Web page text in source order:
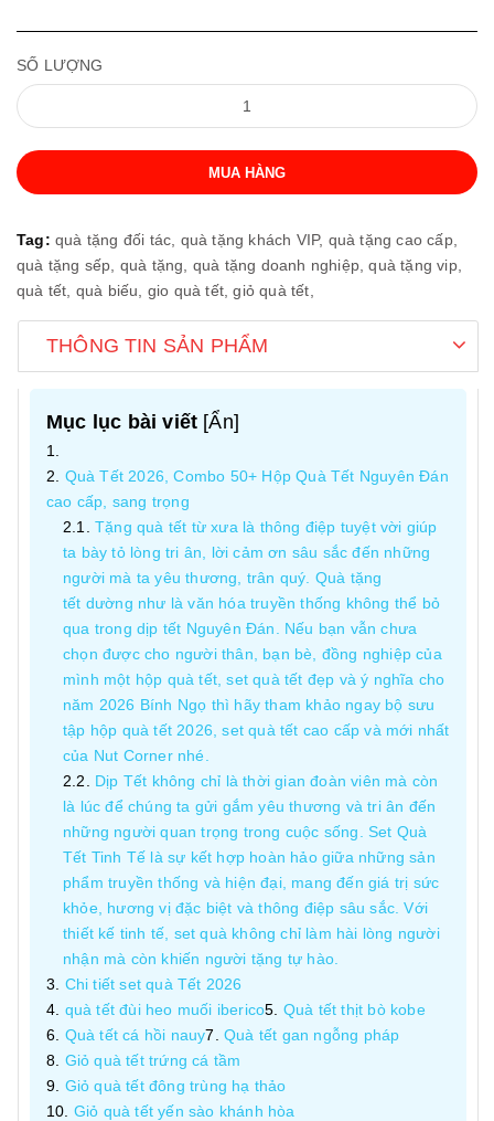
SỐ LƯỢNG
MUA HÀNG
Tag: quà tặng đối tác, quà tặng khách VIP, quà tặng cao cấp,
quà tặng sếp, quà tặng, quà tặng doanh nghiệp,quà tặng vip,
quà tết, quà biếu, gio quà tết,giỏ quà tết,
THÔNG TIN SẢN PHẨM
Mục lục bài viết [Ẩn]
Quà Tết 2026, Combo 50+ Hộp Quà Tết Nguyên Đán
cao cấp, sang trọng
Tặng quà tết từ xưa là thông điệp tuyệt vời giúp
ta bày tỏ lòng tri ân, lời cảm ơn sâu sắc đến những
người mà ta yêu thương, trân quý. Quà tặng
tết dường như là văn hóa truyền thống không thể bỏ
qua trong dịp tết Nguyên Đán. Nếu bạn vẫn chưa
chọn được cho người thân, bạn bè, đồng nghiệp của
mình một hộp quà tết, set quà tết đẹp và ý nghĩa cho
năm 2026 Bính Ngọ thì hãy tham khảo ngay bộ sưu
tập hộp quà tết 2026, set quà tết cao cấp và mới nhất
của Nut Corner nhé.
Dịp Tết không chỉ là thời gian đoàn viên mà còn
là lúc để chúng ta gửi gắm yêu thương và tri ân đến
những người quan trọng trong cuộc sống. Set Quà
Tết Tinh Tế là sự kết hợp hoàn hảo giữa những sản
phẩm truyền thống và hiện đại, mang đến giá trị sức
khỏe, hương vị đặc biệt và thông điệp sâu sắc. Với
thiết kế tinh tế, set quà không chỉ làm hài lòng người
nhận mà còn khiến người tặng tự hào.
Chi tiết set quà Tết 2026
quà tết đùi heo muối iberico
Quà tết thịt bò kobe
Quà tết cá hồi nauy
Quà tết gan ngỗng pháp
Giỏ quà tết trứng cá tầm
Giỏ quà tết đông trùng hạ thảo
Giỏ quà tết yến sào khánh hòa